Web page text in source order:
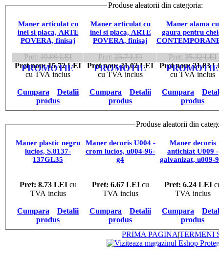
Produse aleatorii din categoria:
Maner articulat cu
inel si placa, ARTE
POVERA, finisaj
12321.04900.03
PROMOTIE
Pret: 19.09 LEI
Pret nou: 15.72 LEI
cu TVA inclus
Cumpara
Detalii
produs
Maner articulat cu
inel si placa, ARTE
POVERA, finisaj
12321.06600.03
PROMOTIE
Pret: 25.7 LEI
Pret nou: 21.02 LEI
cu TVA inclus
Cumpara
Detalii
produs
Maner alama cu
gaura pentru
15342.09601.09
PROMOTIE
Pret: 25.32 LEI
Pret nou: 21.83
cu TVA inclus
Cumpara
produs
Produse aleatorii din
Maner plastic negru
lucios, S.8137-
137GL35
Pret: 8.73 LEIcu
TVA inclus
Cumpara
Detalii
produs
Maner decoris U004 -
crom lucios, u004-96-
g4
Pret: 6.67 LEIcu
TVA inclus
Cumpara
Detalii
produs
Maner decoris
antichiat U009 -
galvanizat, u009-
Pret: 6.24 LEI
TVA inclus
Cumpara
produs
PRIMA PAGINA|TERMENI